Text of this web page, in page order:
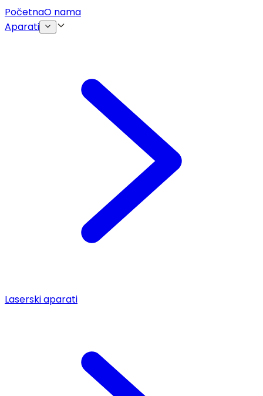
PočetnaO nama
Aparati
Laserski aparati